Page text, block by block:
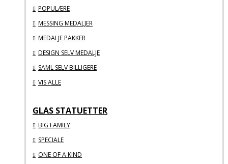
POPULÆRE
MESSING MEDALJER
MEDALJE PAKKER
DESIGN SELV MEDALJE
SAML SELV BILLIGERE
VIS ALLE
GLAS STATUETTER
BIG FAMILY
SPECIALE
ONE OF A KIND